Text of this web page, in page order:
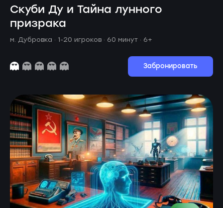
Скуби Ду и Тайна лунного
призрака
м. Дубровка · 1-20 игроков · 60 минут · 6+
Забронировать